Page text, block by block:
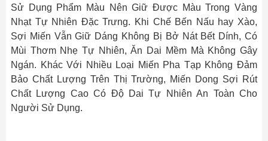
Sử Dụng Phẩm Màu Nên Giữ Được Màu Trong Vàng
Nhạt Tự Nhiên Đặc Trưng. Khi Chế Bến Nấu hay Xào,
Sợi Miến Vẫn Giữ Dáng Không Bị Bở Nát Bết Dính, Có
Mùi Thơm Nhẹ Tự Nhiên, Ăn Dai Mềm Mà Không Gây
Ngán. Khác Với Nhiều Loại Miến Pha Tạp Không Đảm
Bảo Chất Lượng Trên Thị Trường, Miến Dong Sợi Rút
Chất Lượng Cao Có Độ Dai Tự Nhiên An Toàn Cho
Người Sử Dụng.